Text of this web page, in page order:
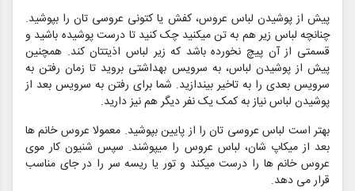
پیش از پوشیدن لباس عروس، کفش یا کتونی عروسی تان را بپوشید.
چنانچه لباس زیر هم به تن میکنید چک کنید تا درست پوشیده باشید و
قسمتی از آن پیچ نخورده باشد که زیر لباس اذیتتان کند. همچنین
پیش از پوشیدن لباس، به سرویس بهداشتی بروید تا زمان رفتن به
سرویس بعدی را به تاخیر بیندازید. شما برای رفتن به سرویس بعد از
پوشیدن لباس نیاز به کمک یک نفر دیگر هم نیز دارید.
بهتر است لباس عروسی تان را از پایین بپوشید. معمولا عروس خانم ها
بعد از میکاپ شان، لباس عروس را میپوشند. سپس شنیون کار موی
عروس خانم ها را درست میکند و تور یا ریسه سر را در جای مناسب
قرار می دهد.